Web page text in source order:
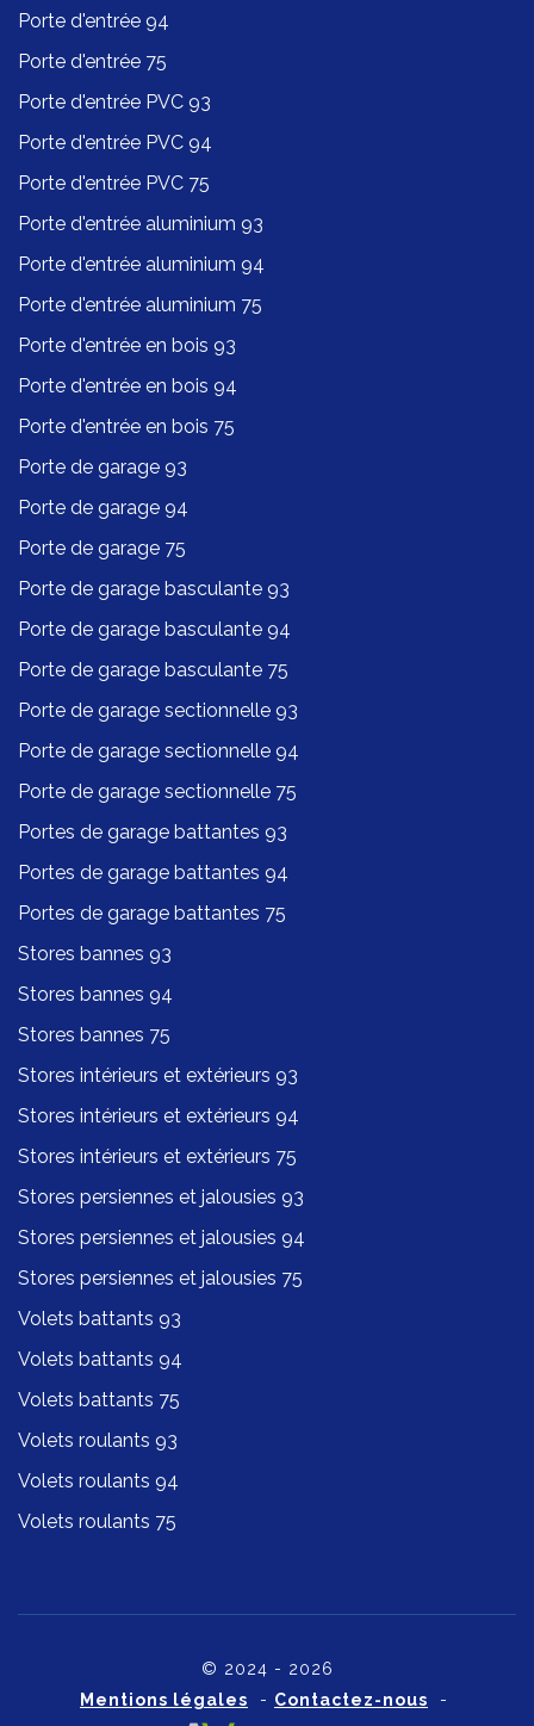
Porte d'entrée 94
Porte d'entrée 75
Porte d'entrée PVC 93
Porte d'entrée PVC 94
Porte d'entrée PVC 75
Porte d'entrée aluminium 93
Porte d'entrée aluminium 94
Porte d'entrée aluminium 75
Porte d'entrée en bois 93
Porte d'entrée en bois 94
Porte d'entrée en bois 75
Porte de garage 93
Porte de garage 94
Porte de garage 75
Porte de garage basculante 93
Porte de garage basculante 94
Porte de garage basculante 75
Porte de garage sectionnelle 93
Porte de garage sectionnelle 94
Porte de garage sectionnelle 75
Portes de garage battantes 93
Portes de garage battantes 94
Portes de garage battantes 75
Stores bannes 93
Stores bannes 94
Stores bannes 75
Stores intérieurs et extérieurs 93
Stores intérieurs et extérieurs 94
Stores intérieurs et extérieurs 75
Stores persiennes et jalousies 93
Stores persiennes et jalousies 94
Stores persiennes et jalousies 75
Volets battants 93
Volets battants 94
Volets battants 75
Volets roulants 93
Volets roulants 94
Volets roulants 75
© 2024 - 2026
Mentions légales - Contactez-nous -